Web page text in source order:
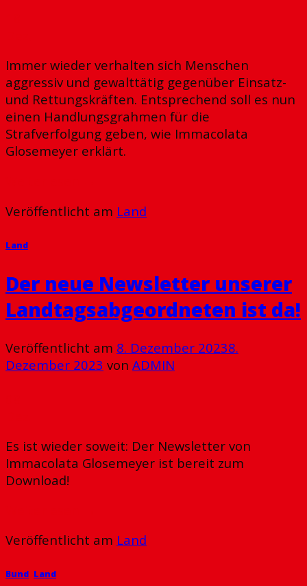
Immer wieder verhalten sich Menschen
aggressiv und gewalttätig gegenüber Einsatz-
und Rettungskräften. Entsprechend soll es nun
einen Handlungsgrahmen für die
Strafverfolgung geben, wie Immacolata
Glosemeyer erklärt.
Veröffentlicht am Land
Land
Der neue Newsletter unserer
Landtagsabgeordneten ist da!
Veröffentlicht am 8. Dezember 20238.
Dezember 2023 von ADMIN
Es ist wieder soweit: Der Newsletter von
Immacolata Glosemeyer ist bereit zum
Download!
Veröffentlicht am Land
Bund Land